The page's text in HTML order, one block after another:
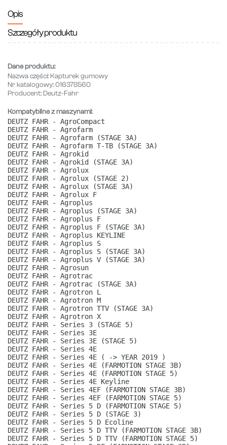
Opis
Szczegóły produktu
Dane produktu:
Nazwa części: Kapturek gumowy
Nr katalogowy:016378560
Producent: Deutz-Fahr
Kompatybilne z maszynami:
DEUTZ FAHR - AgroCompact
DEUTZ FAHR - Agrofarm
DEUTZ FAHR - Agrofarm (STAGE 3A)
DEUTZ FAHR - Agrofarm T-TB (STAGE 3A)
DEUTZ FAHR - Agrokid
DEUTZ FAHR - Agrokid (STAGE 3A)
DEUTZ FAHR - Agrolux
DEUTZ FAHR - Agrolux (STAGE 2)
DEUTZ FAHR - Agrolux (STAGE 3A)
DEUTZ FAHR - Agrolux F
DEUTZ FAHR - Agroplus
DEUTZ FAHR - Agroplus (STAGE 3A)
DEUTZ FAHR - Agroplus F
DEUTZ FAHR - Agroplus F (STAGE 3A)
DEUTZ FAHR - Agroplus KEYLINE
DEUTZ FAHR - Agroplus S
DEUTZ FAHR - Agroplus S (STAGE 3A)
DEUTZ FAHR - Agroplus V (STAGE 3A)
DEUTZ FAHR - Agrosun
DEUTZ FAHR - Agrotrac
DEUTZ FAHR - Agrotrac (STAGE 3A)
DEUTZ FAHR - Agrotron L
DEUTZ FAHR - Agrotron M
DEUTZ FAHR - Agrotron TTV (STAGE 3A)
DEUTZ FAHR - Agrotron X
DEUTZ FAHR - Series 3 (STAGE 5)
DEUTZ FAHR - Series 3E
DEUTZ FAHR - Series 3E (STAGE 5)
DEUTZ FAHR - Series 4E
DEUTZ FAHR - Series 4E ( -> YEAR 2019 )
DEUTZ FAHR - Series 4E (FARMOTION STAGE 3B)
DEUTZ FAHR - Series 4E (FARMOTION STAGE 5)
DEUTZ FAHR - Series 4E Keyline
DEUTZ FAHR - Series 4EF (FARMOTION STAGE 3B)
DEUTZ FAHR - Series 4EF (FARMOTION STAGE 5)
DEUTZ FAHR - Series 5 D (FARMOTION STAGE 5)
DEUTZ FAHR - Series 5 D (STAGE 3)
DEUTZ FAHR - Series 5 D Ecoline
DEUTZ FAHR - Series 5 D TTV (FARMOTION STAGE 3B)
DEUTZ FAHR - Series 5 D TTV (FARMOTION STAGE 5)